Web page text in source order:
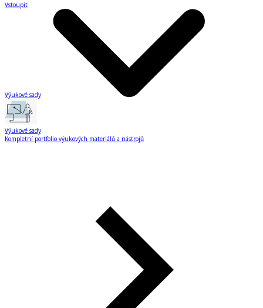
Vstoupit
Výukové sady
Výukové sady
Kompletní portfolio výukových materiálů a nástrojů